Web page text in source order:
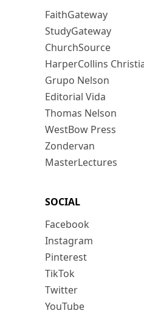
FaithGateway
StudyGateway
ChurchSource
HarperCollins
Grupo Nelson
Editorial Vida
Thomas Nelson
WestBow Press
Zondervan
MasterLectures
SOCIAL
Facebook
Instagram
Pinterest
TikTok
Twitter
YouTube